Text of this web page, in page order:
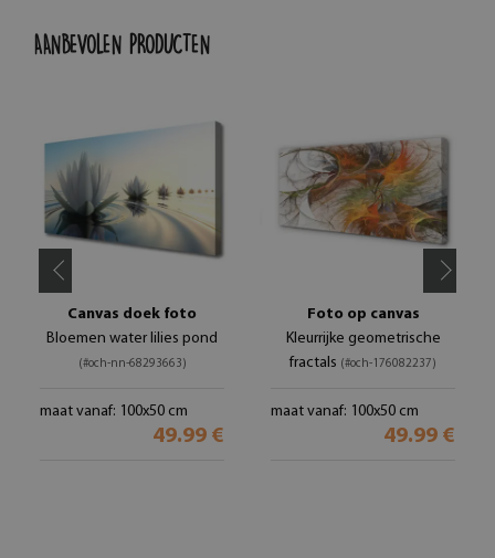
AANBEVOLEN PRODUCTEN
Canvas doek foto
Bloemen water lilies pond
(#och-nn-68293663)
maat vanaf: 100x50 cm
49.99 €
Foto op canvas
Kleurrijke geometrische
fractals (#och-176082237)
maat vanaf: 100x50 cm
49.99 €